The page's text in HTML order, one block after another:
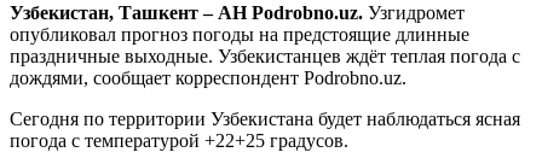
Узбекистан, Ташкент – АН Podrobno.uz. Узгидромет
опубликовал прогноз погоды на предстоящие длинные
праздничные выходные. Узбекистанцев ждёт теплая погода с
дождями, сообщает корреспондент Podrobno.uz.
Сегодня по территории Узбекистана будет наблюдаться ясная
погода с температурой +22+25 градусов.